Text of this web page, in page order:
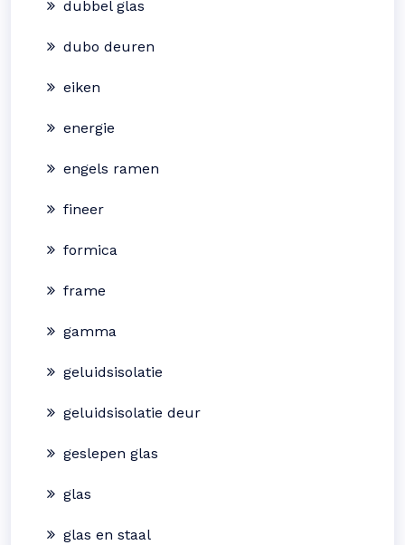
dubbel glas
dubo deuren
eiken
energie
engels ramen
fineer
formica
frame
gamma
geluidsisolatie
geluidsisolatie deur
geslepen glas
glas
glas en staal